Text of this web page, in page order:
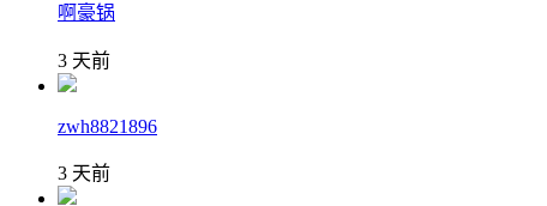
啊豪锅
3 天前
zwh8821896
3 天前